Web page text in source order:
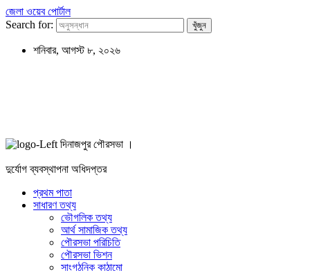
জেলা ওয়েব পোর্টাল
Search for:
শনিবার, আগস্ট ৮, ২০২৬
দিনাজপুর পৌরসভা ।
দুর্যোগ ব্যবস্থাপনা অধিদপ্তর
প্রথম পাতা
সাধারণ তথ্য
ভৌগলিক তথ্য
আর্থ সামাজিক তথ্য
পৌরসভা পরিচিতি
পৌরসভা ভিশন
সাংগঠনিক কাঠামো